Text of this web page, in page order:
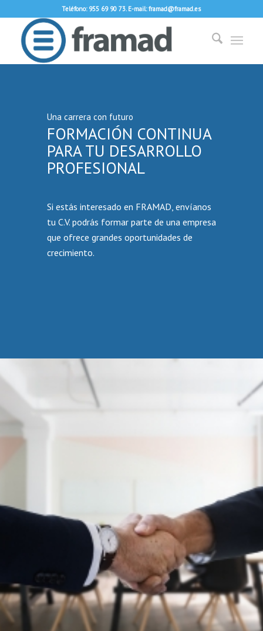
Teléfono: 955 69 90 73. E-mail: framad@framad.es
Una carrera con futuro
FORMACIÓN CONTINUA
PARA TU DESARROLLO
PROFESIONAL
Si estás interesado en FRAMAD, envíanos
tu C.V. podrás formar parte de una empresa
que ofrece grandes oportunidades de
crecimiento.